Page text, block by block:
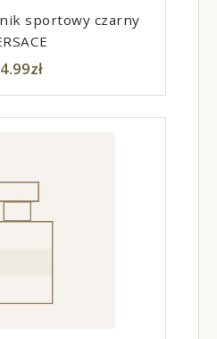
sportowy czarny
zł